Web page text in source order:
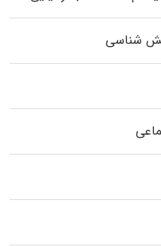
شناسی